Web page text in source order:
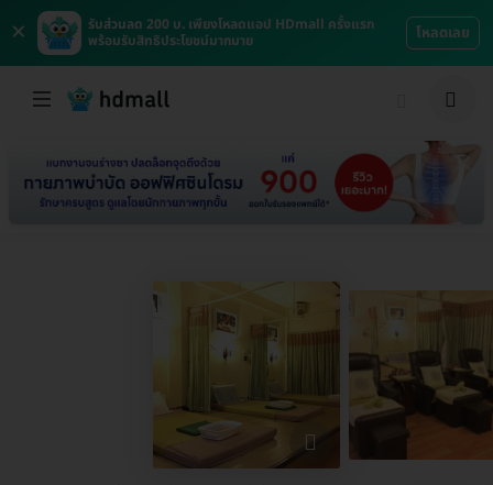
×
รับส่วนลด 200 บ. เพียงโหลดแอป HDmall ครั้งแรก
พร้อมรับสิทธิประโยชน์มากมาย
โหลดเลย